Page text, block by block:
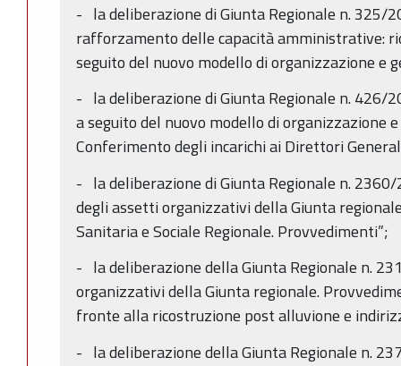
- la deliberazione di Giunta Regionale n. 325/
rafforzamento delle capacità amministrative:
seguito del nuovo modello di organizzazione e
- la deliberazione di Giunta Regionale n. 426/
a seguito del nuovo modello di organizzazione
Conferimento degli incarichi ai Direttori
- la deliberazione di Giunta Regionale n.
degli assetti organizzativi della Giunta
Sanitaria e Sociale Regionale. Provvedimenti”;
- la deliberazione della Giunta Regionale n.
organizzativi della Giunta regionale.
fronte alla ricostruzione post alluvione e
- la deliberazione della Giunta Regionale n.